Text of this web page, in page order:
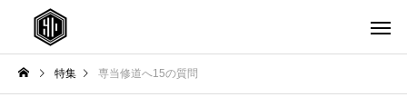
特集 専当修道へ15の質問